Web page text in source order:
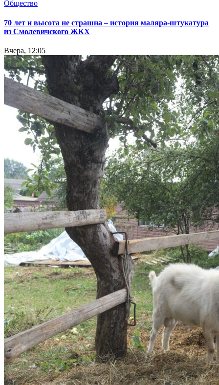
Общество
70 лет и высота не страшна – история маляра-штукатура
из Смолевичского ЖКХ
Вчера, 12:05